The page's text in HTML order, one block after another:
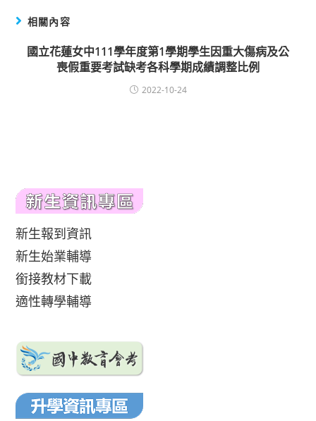
相關內容
國立花蓮女中111學年度第1學期學生因重大傷病及公
喪假重要考試缺考各科學期成績調整比例
2022-10-24
新生報到資訊
新生始業輔導
銜接教材下載
適性轉學輔導